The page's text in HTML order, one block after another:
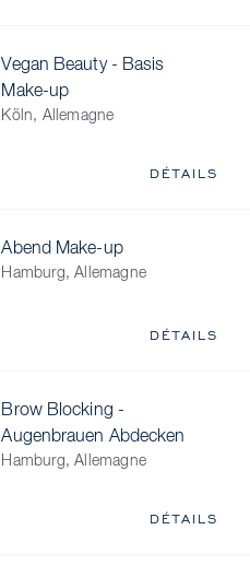
Vegan Beauty - Basis
Make-up
Köln, Allemagne
DÉTAILS
Abend Make-up
Hamburg, Allemagne
DÉTAILS
Brow Blocking -
Augenbrauen Abdecken
Hamburg, Allemagne
DÉTAILS